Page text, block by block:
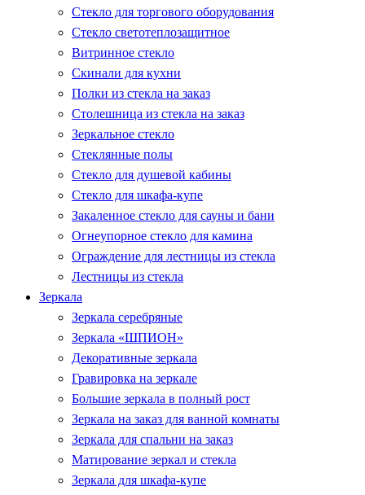
Стекло для торгового оборудования
Стекло светотеплозащитное
Витринное стекло
Скинали для кухни
Полки из стекла на заказ
Столешница из стекла на заказ
Зеркальное стекло
Стеклянные полы
Стекло для душевой кабины
Стекло для шкафа-купе
Закаленное стекло для сауны и бани
Огнеупорное стекло для камина
Ограждение для лестницы из стекла
Лестницы из стекла
Зеркала
Зеркала серебряные
Зеркала «ШПИОН»
Декоративные зеркала
Гравировка на зеркале
Большие зеркала в полный рост
Зеркала на заказ для ванной комнаты
Зеркала для спальни на заказ
Матирование зеркал и стекла
Зеркала для шкафа-купе